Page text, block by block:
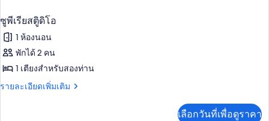
ซูพีเรียสตูิดิโอ
1 ห้องนอน
พักได้ 2 คน
1 เตียงสำหรับสองท่าน
รายละเอียดเพิ่มเติม
ราย
เลือกวันที่เพื่อดูราคา